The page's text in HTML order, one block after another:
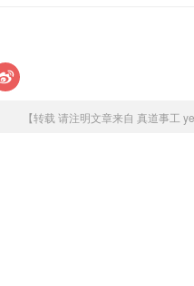
【转载 请注明文章来自 真道事工